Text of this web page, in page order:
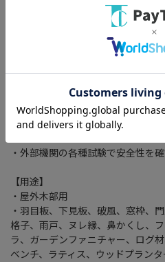
間木材を保護します。
・木材に浸透し、表面に余分な塗
保つため木の呼吸を妨げないので
とすだけで上塗りすることができ
ています。
・木材の内部に浸透し、内部から
・外部機関の各種試験で安全性を
【用途】
・屋外木部用
・羽目板、下見板、破風、窓枠、
格子、雨戸、ヌレ縁、鼻かくし、
ラ、ガーデンファニチャー、ログ
ベンチ、ラティス、ウッドプラン